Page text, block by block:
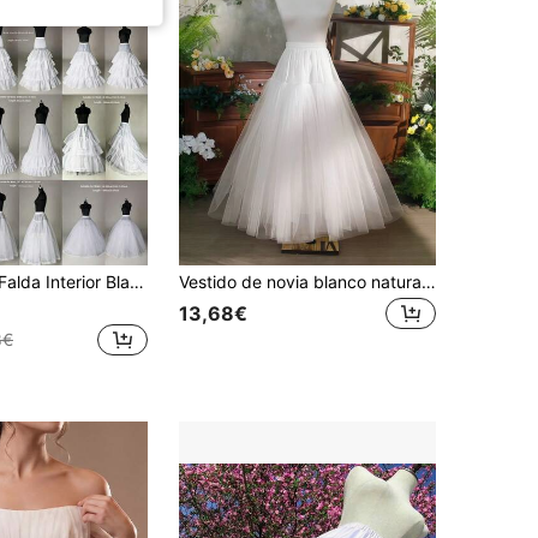
de Novia, Adecuada para Vestidos de Noche, Bailes de Graduación, Ceremonias de Mayoría de Edad, Otros Vestidos para Ocasiones Especiales
Vestido de novia blanco natural esponjoso de 4 capas de tul rígido, enagua suave para uso diario, sin alambre de acero, falda larga sin costuras de línea A estilo Lolita, soporte para Halloween
13,68€